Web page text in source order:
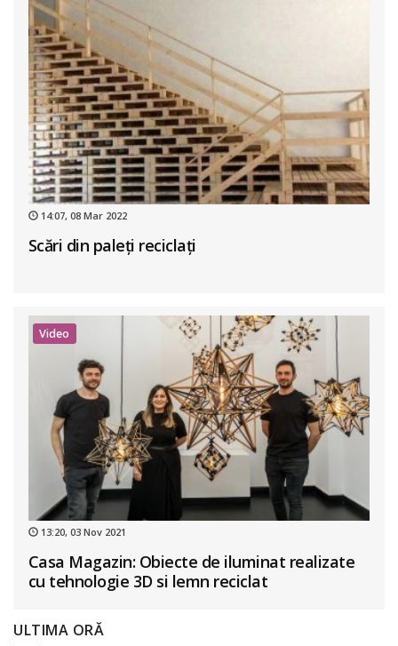
14:07, 08 Mar 2022
Scări din paleţi reciclaţi
Video
13:20, 03 Nov 2021
Casa Magazin: Obiecte de iluminat realizate
cu tehnologie 3D si lemn reciclat
ULTIMA ORĂ